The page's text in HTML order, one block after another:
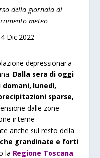
della giornata di
meteo
4 Dic 2022
depressionaria
Dalla sera di oggi
lunedì,
sparse,
dalle zone
interne
anche sul resto della
grandinate e forti
la Regione Toscana.